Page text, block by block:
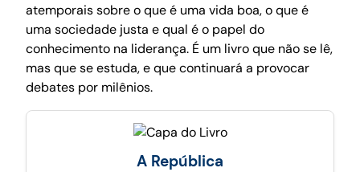
atemporais sobre o que é uma vida boa, o que é
uma sociedade justa e qual é o papel do
conhecimento na liderança. É um livro que não se lê,
mas que se estuda, e que continuará a provocar
debates por milênios.
A República